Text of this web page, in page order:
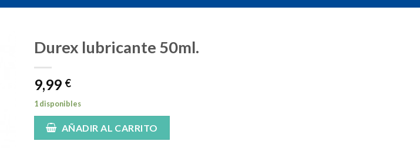
Durex lubricante 50ml.
9,99 €
1 disponibles
AÑADIR AL CARRITO